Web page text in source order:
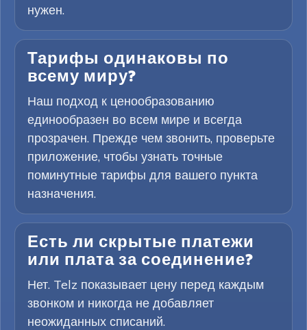
нужен.
Тарифы одинаковы по
всему миру?
Наш подход к ценообразованию
единообразен во всем мире и всегда
прозрачен. Прежде чем звонить, проверьте
приложение, чтобы узнать точные
поминутные тарифы для вашего пункта
назначения.
Есть ли скрытые платежи
или плата за соединение?
Нет. Telz показывает цену перед каждым
звонком и никогда не добавляет
неожиданных списаний.